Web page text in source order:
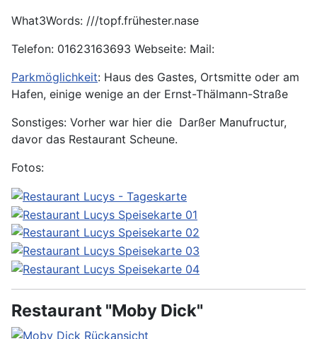
What3Words: ///topf.frühester.nase
Telefon: 01623163693 Webseite: Mail:
Parkmöglichkeit: Haus des Gastes, Ortsmitte oder am
Hafen, einige wenige an der Ernst-Thälmann-Straße
Sonstiges: Vorher war hier die Darßer Manufructur,
davor das Restaurant Scheune.
Fotos:
Restaurant "Moby Dick"